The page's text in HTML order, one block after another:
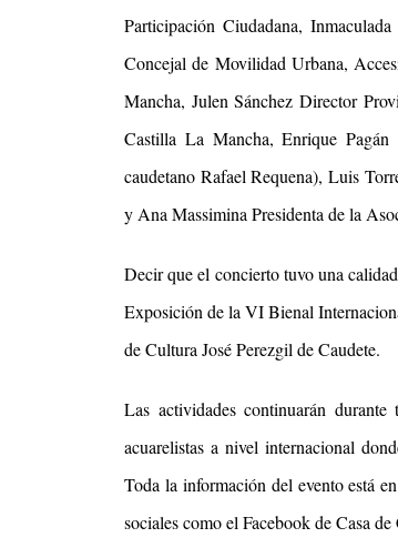
Participación Ciudadana,
Concejal de Movilidad Urbana,
Mancha, Julen SánchezDirector
Castilla La Mancha,Enrique Pagán
caudetano Rafael Requena), Luis
y Ana Massimina Presidenta de la
Decir que el concierto tuvo una
Exposición de la VI Bienal
de Cultura José Perezgil de Caudete.
Las actividades continuarán
acuarelistas a nivel internacional
Toda la información del evento está
sociales como el Facebook de Casa